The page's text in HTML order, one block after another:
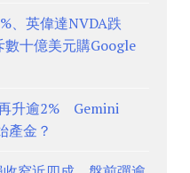
、英偉達NVDA跌
十億美元購Google
升逾2% Gemini
產金？